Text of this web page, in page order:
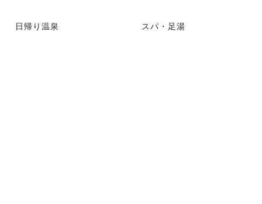
日帰り温泉 スパ・足湯